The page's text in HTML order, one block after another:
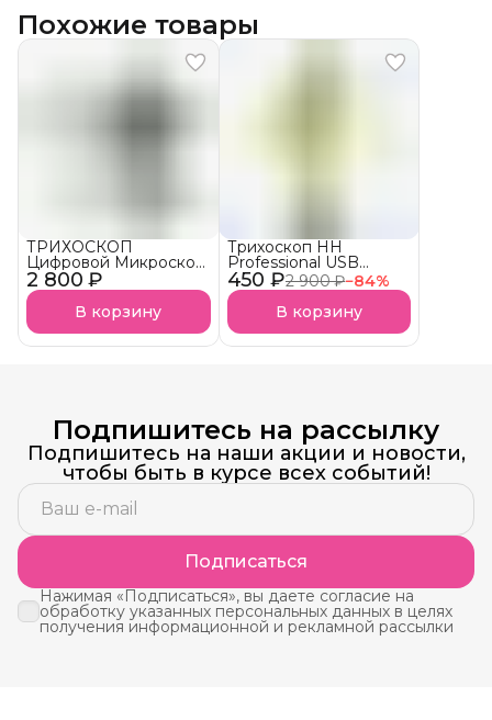
Похожие товары
2 800 ₽
ТРИХОСКОП
Цифровой Микроскоп
LIMBA COSMETICS
USB
В корзину
450 ₽2 900 ₽−84%
Трихоскоп HH
Professional USB
проводной Цифровой
микроскоп АКЦИЯ!
В корзину
Подпишитесь на рассылку
Подпишитесь на наши акции и новости,
чтобы быть в курсе всех событий!
Подписаться
Нажимая «Подписаться», вы даете согласие на
обработку указанных персональных данных в целях
получения информационной и рекламной рассылки